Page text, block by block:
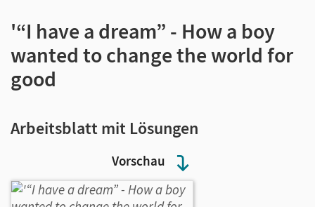
Vorschau
'“I have a dream” - How a boy
wanted to change the world for
good
Arbeitsblatt mit Lösungen